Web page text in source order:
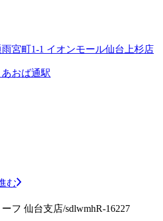
宮町1-1 イオンモール仙台上杉店
おば通駅
む
フ 仙台支店/sdlwmhR-16227